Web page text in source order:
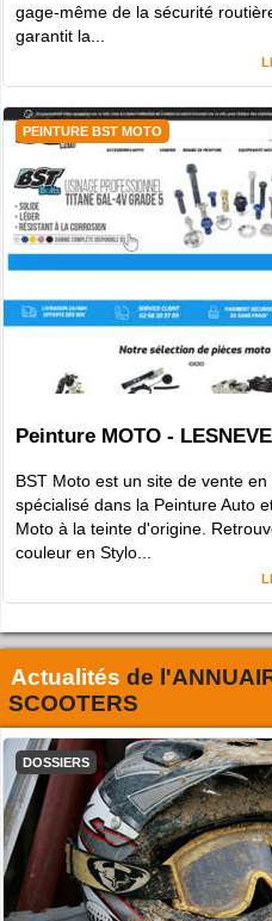
gage-même de la sécurité
garantit la...
PEINTURE BST MOTO
Peinture MOTO -
BST Moto est un site de vente en
spécialisé dans la Peinture Auto
Moto à la teinte d'origine.
couleur en Stylo...
Actualités de l'
SCOOTERS
DOSSIERS